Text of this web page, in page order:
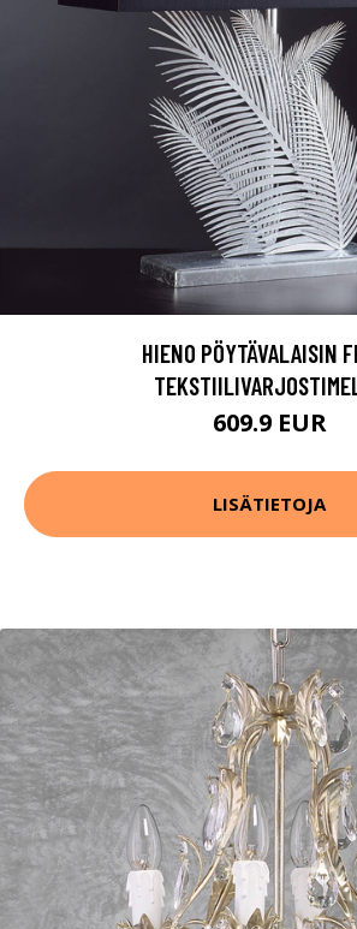
HIENO PÖYTÄVALAISIN
609.9 EUR
LISÄTIETOJA